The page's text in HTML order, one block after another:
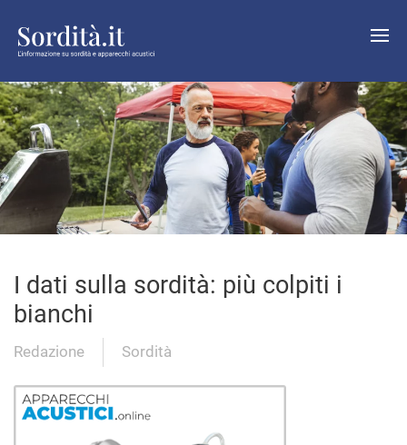
I dati sulla sordità: più colpiti i
bianchi
Redazione Sordità